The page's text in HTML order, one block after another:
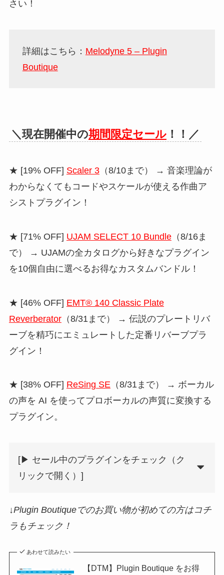
さい！
詳細はこちら： Melodyne 5 – Plugin
Boutique
＼現在開催中の期間限定セール！！／
★ [19% OFF] Scaler 3（8/10まで） → 音楽理論が
わからなくてもコードやスケールが使える作曲ア
シストプラグイン！
★ [71% OFF] UJAM SELECT 10 Bundle（8/16ま
で） → UJAMの全カタログから好きなプラグイン
を10個自由に選べるお得なカスタムバンドル！
★ [46% OFF] EMT® 140 Classic Plate
Reverberator（8/31まで） → 伝説のプレートリバ
ーブを精巧にエミュレートした定番リバーブプラ
グイン！
★ [38% OFF] ReSing SE（8/31まで） → ボーカル
の声を AI を使ってプロボーカルの声質に変換する
プラグイン。
[▶︎ セール中のプラグインをチェック（ク
リックで開く）]
↓Plugin Boutiqueでのお買い物が初めての方はコチ
ラもチェック！
あわせて読みたい
【DTM】Plugin Boutique をお得